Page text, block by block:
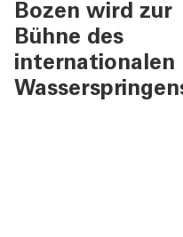
AKTUELLES
News, Events und
Cybersecurity
Bozen wird zur
Bühne des
internationalen